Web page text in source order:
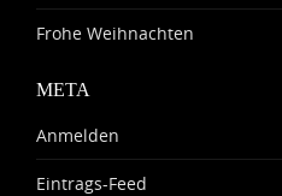
Frohe Weihnachten
META
Anmelden
Eintrags-Feed